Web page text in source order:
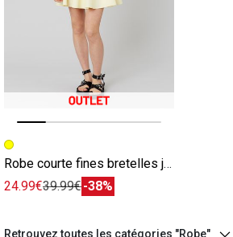
Image précédente
Image suivante
Robe courte fines bretelles jaune
24.99€39.99€-38%
Retrouvez toutes les catégories "Robe"